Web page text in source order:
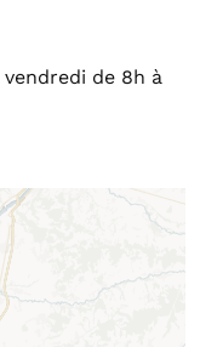
vendredi de 8h à